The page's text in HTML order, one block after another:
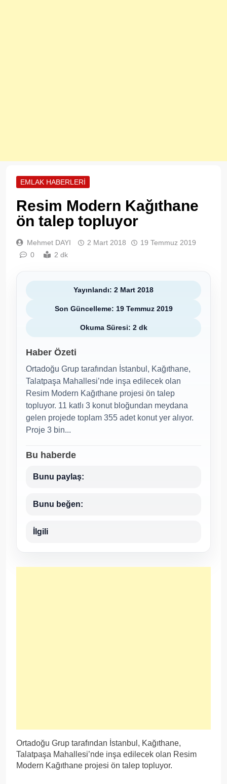
EMLAK HABERLERİ
Resim Modern Kağıthane
ön talep topluyor
Mehmet DAYI 2 Mart 2018
19 Temmuz 2019
0
2 dk
Yayınlandı: 2 Mart 2018
Son Güncelleme: 19 Temmuz 2019
Okuma Süresi: 2 dk
Haber Özeti
Ortadoğu Grup tarafından İstanbul, Kağıthane,
Talatpaşa Mahallesi’nde inşa edilecek olan
Resim Modern Kağıthane projesi ön talep
topluyor. 11 katlı 3 konut bloğundan meydana
gelen projede toplam 355 adet konut yer alıyor.
Proje 3 bin...
Bu haberde
Bunu paylaş:
Bunu beğen:
İlgili
Ortadoğu Grup tarafından İstanbul, Kağıthane,
Talatpaşa Mahallesi’nde inşa edilecek olan Resim
Modern Kağıthane projesi ön talep topluyor.